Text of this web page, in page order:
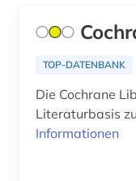
autograph (2)
TOP-DATENBANK
Die Cochrane
Literaturbasis
Informationen